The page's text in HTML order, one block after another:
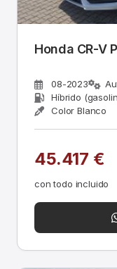
Honda CR-V
08-2023
Híbrido
Color Blanco
45.417 €
con todo incluido